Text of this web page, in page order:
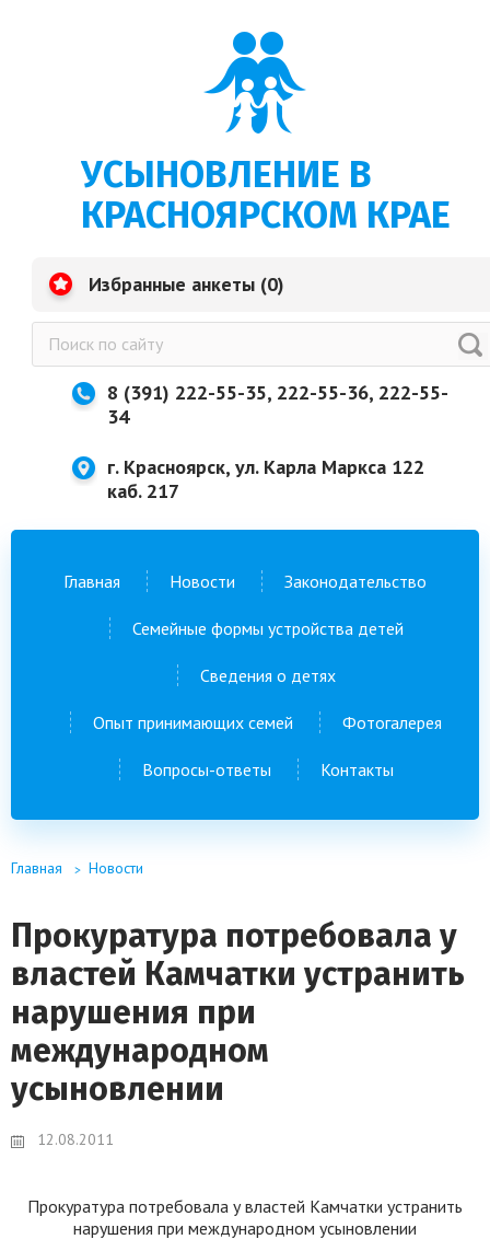
УСЫНОВЛЕНИЕ В
КРАСНОЯРСКОМ КРАЕ
Избранные анкеты (0)
8 (391) 222-55-35, 222-55-36, 222-55-
34
г. Красноярск, ул. Карла Маркса 122
каб. 217
Главная Новости Законодательство
Семейные формы устройства детей
Сведения о детях
Опыт принимающих семей Фотогалерея
Вопросы-ответы Контакты
Главная Новости
Прокуратура потребовала у
властей Камчатки устранить
нарушения при
международном
усыновлении
12.08.2011
Прокуратура потребовала у властей Камчатки устранить
нарушения при международном усыновлении